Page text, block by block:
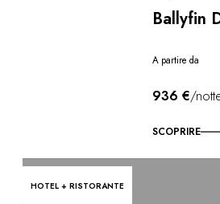
Ballyfin
A partire da
936 €/
SCOPRIRE
HOTEL + RISTORANTE